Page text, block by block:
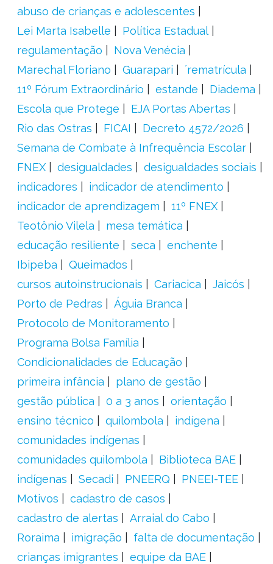
abuso de crianças e adolescentes
Lei Marta Isabelle
Política Estadual
regulamentação
Nova Venécia
Marechal Floriano
Guarapari
´rematrícula
11º Fórum Extraordinário
estande
Diadema
Escola que Protege
EJA Portas Abertas
Rio das Ostras
FICAI
Decreto 4572/2026
Semana de Combate à Infrequência Escolar
FNEX
desigualdades
desigualdades sociais
indicadores
indicador de atendimento
indicador de aprendizagem
11º FNEX
Teotônio Vilela
mesa temática
educação resiliente
seca
enchente
Ibipeba
Queimados
cursos autoinstrucionais
Cariacica
Jaicós
Porto de Pedras
Águia Branca
Protocolo de Monitoramento
Programa Bolsa Família
Condicionalidades de Educação
primeira infância
plano de gestão
gestão pública
0 a 3 anos
orientação
ensino técnico
quilombola
indígena
comunidades indígenas
comunidades quilombola
Biblioteca BAE
indígenas
Secadi PNEERQ
PNEEI-TEE
Motivos
cadastro de casos
cadastro de alertas
Arraial do Cabo
Roraima
imigração
falta de documentação
crianças imigrantes
equipe da BAE